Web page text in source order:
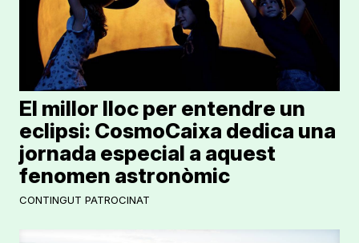
CONTINGUT PATROCINAT
El millor lloc per entendre un
eclipsi: CosmoCaixa dedica una
jornada especial a aquest
fenomen astronòmic